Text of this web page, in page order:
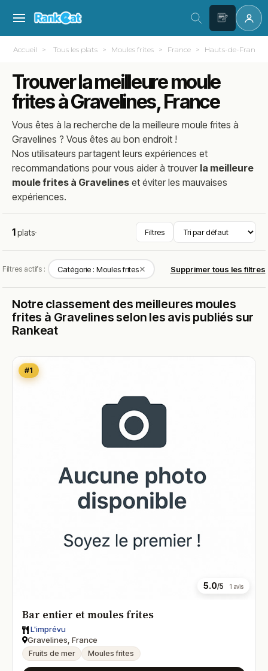
Accueil Tous les plats Moules frites France Hauts-de-France
Trouver la meilleure moule
frites à Gravelines, France
Vous êtes à la recherche de la meilleuremoule frites à
Gravelines ? Vous êtes au bon endroit !
Nos utilisateurs partagent leurs expériences et
recommandations pour vous aider à trouver la meilleure
moule frites à Gravelines et éviter les mauvaises
expériences.
1plats· Filtres
Filtres actifs : Catégorie : Moules frites✕ Supprimer tous les filtres
Notre classement des meilleures moules
frites à Gravelines selon les avis publiés sur
Rankeat
#1
5.0/5 1 avis
Bar entier et moules frites
L'imprévu
Gravelines, France
Fruits de mer Moules frites